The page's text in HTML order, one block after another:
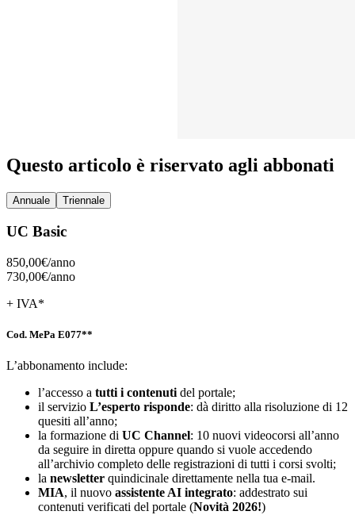
Questo articolo è riservato agli abbonati
Annuale Triennale
UC Basic
850,00€/anno
730,00€/anno
+ IVA*
Cod. MePa E077**
L’abbonamento include:
l’accesso a tutti i contenutidel portale;
il servizio L’esperto risponde: dà diritto alla risoluzione di 12
quesiti all’anno;
la formazione di UC Channel: 10 nuovi videocorsi all’anno
da seguire in diretta oppure quando si vuole accedendo
all’archivio completo delle registrazioni di tutti i corsi svolti;
la newsletter quindicinale direttamente nella tua e-mail.
MIA, il nuovo assistente AI integrato: addestrato sui
contenuti verificati del portale (Novità 2026!)